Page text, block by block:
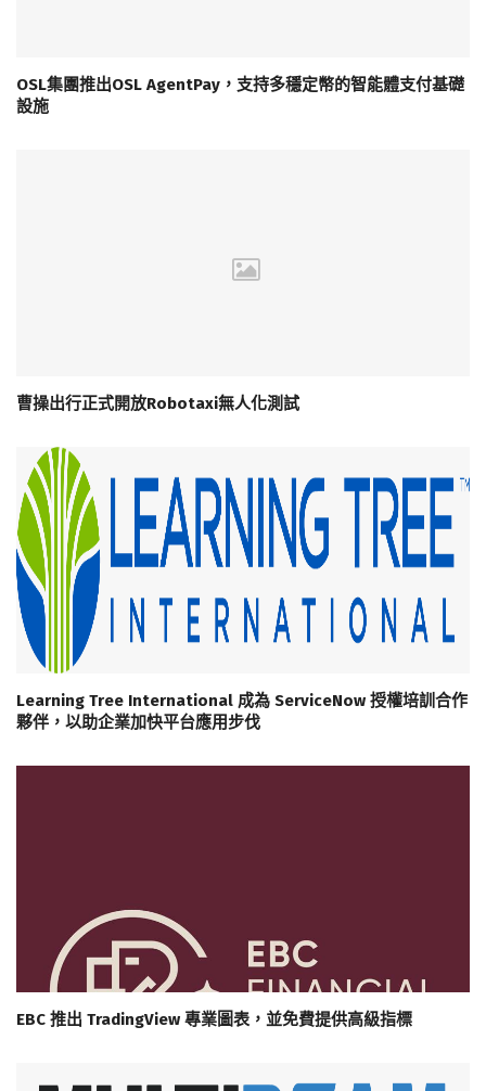
OSL集團推出OSL AgentPay，支持多穩定幣的智能體支付基礎
設施
曹操出行正式開放Robotaxi無人化測試
Learning Tree International 成為 ServiceNow 授權培訓合作
夥伴，以助企業加快平台應用步伐
EBC 推出 TradingView 專業圖表，並免費提供高級指標